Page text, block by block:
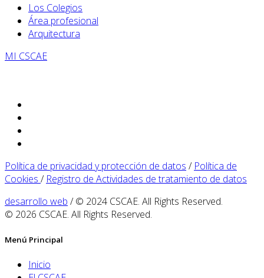
Los Colegios
Área profesional
Arquitectura
MI CSCAE
Política de privacidad y protección de datos / Política de
Cookies / Registro de Actividades de tratamiento de datos
desarrollo web / © 2024 CSCAE. All Rights Reserved.
© 2026 CSCAE. All Rights Reserved.
Menú Principal
Inicio